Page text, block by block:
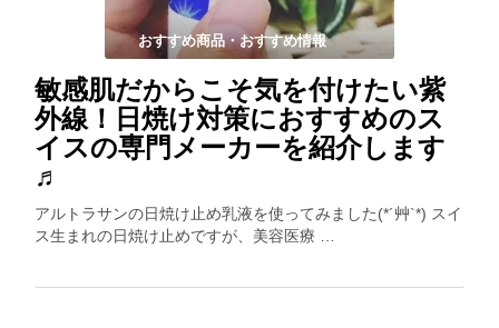
おすすめ商品・おすすめ情報
敏感肌だからこそ気を付けたい紫
外線！日焼け対策におすすめのス
イスの専門メーカーを紹介します
♬
アルトラサンの日焼け止め乳液を使ってみました(*´艸`*) スイ
ス生まれの日焼け止めですが、美容医療 …